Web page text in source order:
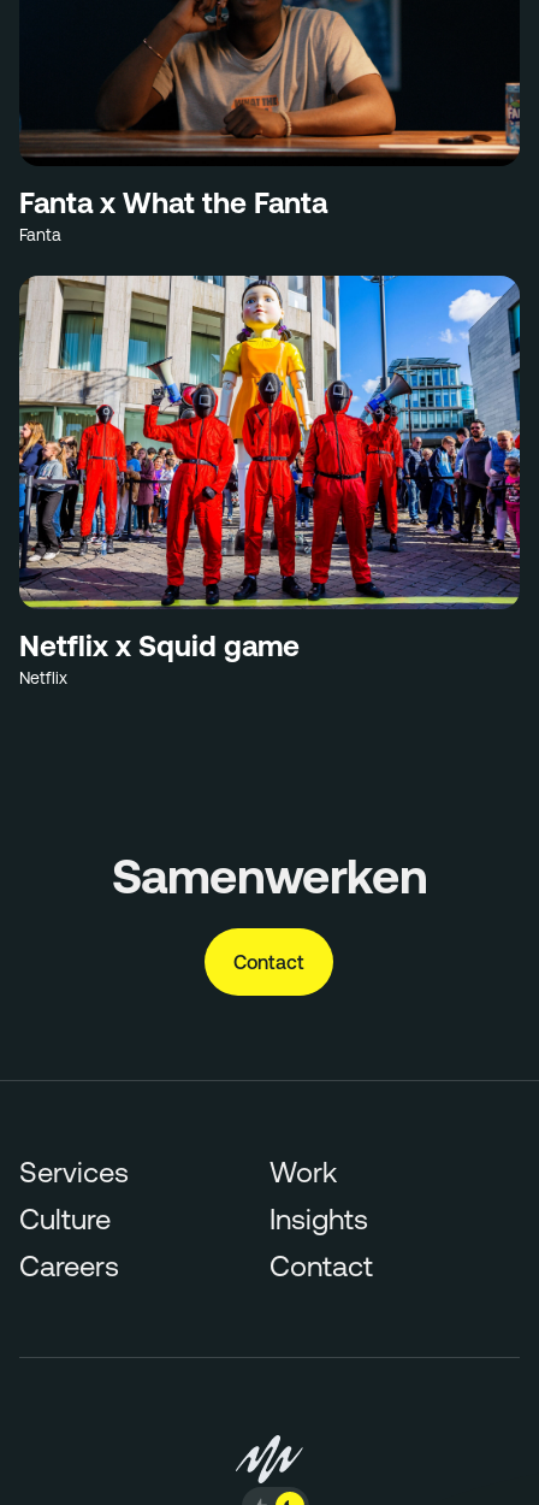
Fanta x What the Fanta
Fanta
Netflix x Squid game
Netflix
Samenwerken
Contact
Services
Work
Culture
Insights
Careers
Contact